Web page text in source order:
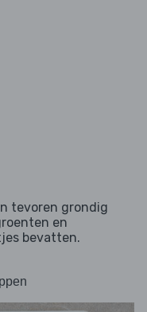
tevoren grondig
en
bevatten.